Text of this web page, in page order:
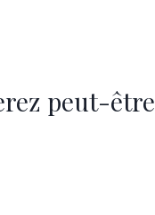
peut-être